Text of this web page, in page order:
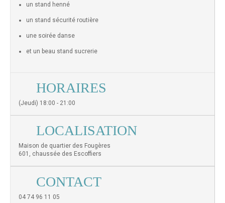
un stand henné
un stand sécurité routière
une soirée danse
et un beau stand sucrerie
HORAIRES
(Jeudi) 18:00 - 21:00
LOCALISATION
Maison de quartier des Fougères
601, chaussée des Escoffiers
CONTACT
04 74 96 11 05